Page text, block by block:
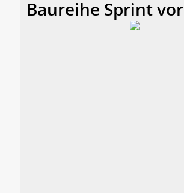
Baureihe Sprint vor